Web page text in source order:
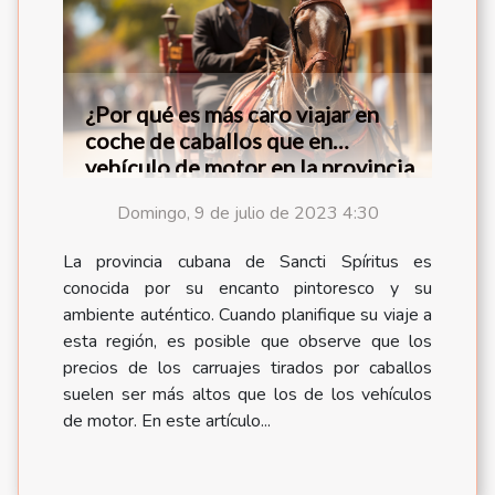
¿Por qué es más caro viajar en
coche de caballos que en
vehículo de motor en la provincia
Domingo, 9 de julio de 2023 4:30
La provincia cubana de Sancti Spíritus es
conocida por su encanto pintoresco y su
ambiente auténtico. Cuando planifique su viaje a
esta región, es posible que observe que los
precios de los carruajes tirados por caballos
suelen ser más altos que los de los vehículos
de motor. En este artículo...